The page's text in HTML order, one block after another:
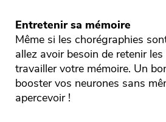
Entretenir sa mémoire
Même si les chorégraphies
allez avoir besoin de retenir
travailler votre mémoire. Un
booster vos neurones sans
apercevoir !